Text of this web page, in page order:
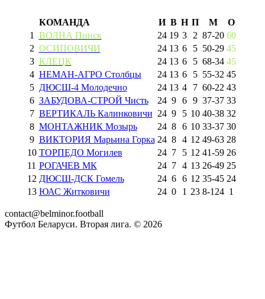
КОМАНДА И В Н П М
О
1
ВОЛНА Пинск 24 19 3 2 87-20 60
2 ОСИПОВИЧИ 24 13 6 5 50-29 45
3 КЛЕЦК 24 13 6 5 68-34 45
4 НЕМАН-АГРО Столбцы 24 13 6 5 55-32 45
5 ДЮСШ-4 Молодечно 24 13 4 7 60-22 43
6 ЗАБУДОВА-СТРОЙ Чисть 24 9 6 9 37-37 33
7 ВЕРТИКАЛЬ Калинковичи 24 9 5 10 40-38 32
8 МОНТАЖНИК Мозырь 24 8 6 10 33-37 30
9 ВИКТОРИЯ Марьина Горка 24 8 4 12 49-63 28
10 ТОРПЕДО Могилев 24 7 5 12 41-59 26
11 РОГАЧЕВ МК 24 7 4 13 26-49 25
12 ДЮСШ-ДСК Гомель 24 6 6 12 35-45 24
13 ЮАС Житковичи 24 0 1 23 8-124 1
contact@belminor.football
Футбол Беларуси. Вторая лига. © 2026